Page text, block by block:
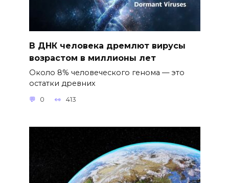
В ДНК человека дремлют вирусы
возрастом в миллионы лет
Около 8% человеческого генома — это
остатки древних
0 413